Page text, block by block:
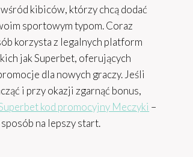
kibiców, którzy chcą dodać
sportowym typom. Coraz
korzysta z legalnych platform
jak Superbet, oferujących
dla nowych graczy. Jeśli
i przy okazji zgarnąć bonus,
kod promocyjny Meczyki –
na lepszy start.